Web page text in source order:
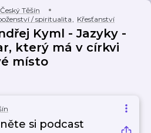
Těšín
/ spiritualita, Křesťanství
Kyml - Jazyky -
který má v církvi
místo
si podcast